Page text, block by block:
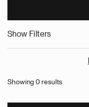
Show Filters
Showing 0 results